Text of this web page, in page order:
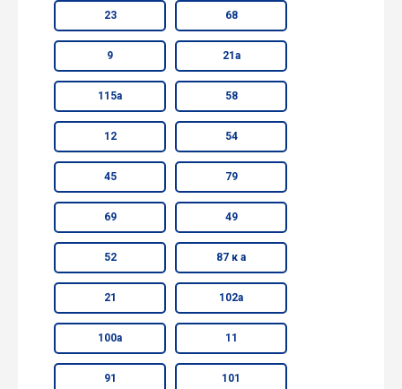
23 68
9 21а
115а 58
12 54
45 79
69 49
52 87 к а
21 102а
100а 11
91 101